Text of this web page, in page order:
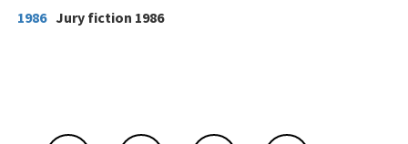
1986 Jury fiction 1986